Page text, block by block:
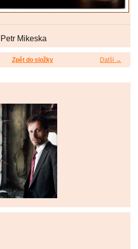
Mikeska
Další →
Zpět do složky